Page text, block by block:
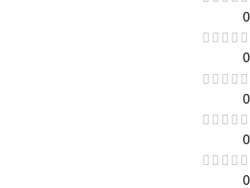
0
0
0
0
0